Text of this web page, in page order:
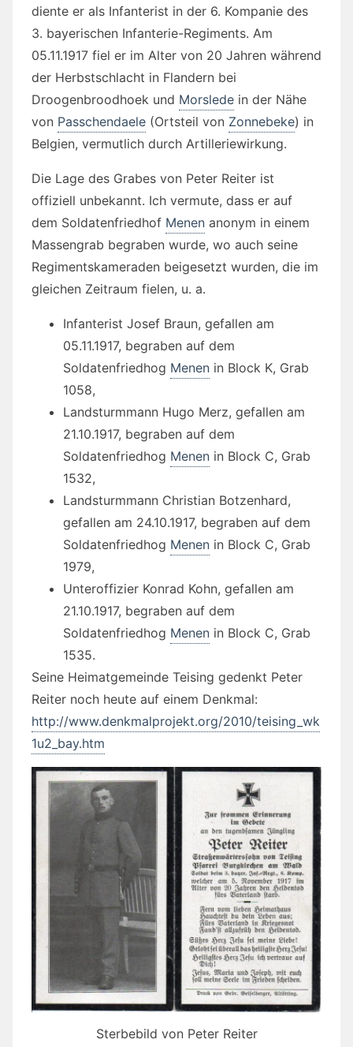
diente er als Infanterist in der 6. Kompanie des
3. bayerischen Infanterie-Regiments. Am
05.11.1917 fiel er im Alter von 20 Jahren während
der Herbstschlacht in Flandern bei
Droogenbroodhoek und Morslede in der Nähe
von Passchendaele (Ortsteil von Zonnebeke) in
Belgien, vermutlich durch Artilleriewirkung.
Die Lage des Grabes von Peter Reiter ist
offiziell unbekannt. Ich vermute, dass er auf
dem Soldatenfriedhof Menen anonym in einem
Massengrab begraben wurde, wo auch seine
Regimentskameraden beigesetzt wurden, die im
gleichen Zeitraum fielen, u. a.
Infanterist Josef Braun, gefallen am
05.11.1917, begraben auf dem
Soldatenfriedhog Menen in Block K, Grab
1058,
Landsturmmann Hugo Merz, gefallen am
21.10.1917, begraben auf dem
Soldatenfriedhog Menen in Block C, Grab
1532,
Landsturmmann Christian Botzenhard,
gefallen am 24.10.1917, begraben auf dem
Soldatenfriedhog Menen in Block C, Grab
1979,
Unteroffizier Konrad Kohn, gefallen am
21.10.1917, begraben auf dem
Soldatenfriedhog Menen in Block C, Grab
1535.
Seine Heimatgemeinde Teising gedenkt Peter
Reiter noch heute auf einem Denkmal:
http://www.denkmalprojekt.org/2010/teising_wk
1u2_bay.htm
Sterbebild von Peter Reiter